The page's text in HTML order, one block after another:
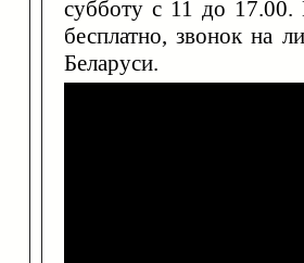
субботу с 11 до
бесплатно, звонок на
Беларуси.